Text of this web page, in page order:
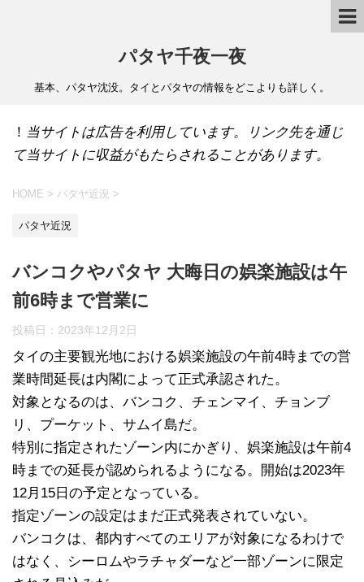
パタヤ千夜一夜
基本、パタヤ沈没。タイとパタヤの情報をどこよりも詳しく。
！ 当サイトは広告を利用しています。リンク先を通じ
て当サイトに収益がもたらされることがあります。
HOME > パタヤ近況 >
パタヤ近況
バンコクやパタヤ 大晦日の娯楽施設は午
前6時まで営業に
投稿日： 2023年12月2日
タイの主要観光地における娯楽施設の午前4時までの営
業時間延長は内閣によって正式承認された。
対象となるのは、バンコク、チェンマイ、チョンブ
リ、プーケット、サムイ島だ。
特別に指定されたゾーン内にかぎり、娯楽施設は午前4
時までの延長が認められるようになる。開始は2023年
12月15日の予定となっている。
指定ゾーンの設定はまだ正式発表されていない。
バンコクは、都内すべてのエリアが対象になるわけで
はなく、シーロムやラチャダーなど一部ゾーンに限定